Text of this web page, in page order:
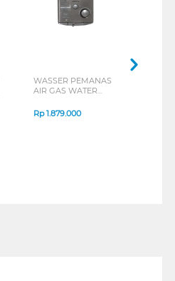
WASSER PEMANAS
AIR GAS WATER
Rp1.879.000